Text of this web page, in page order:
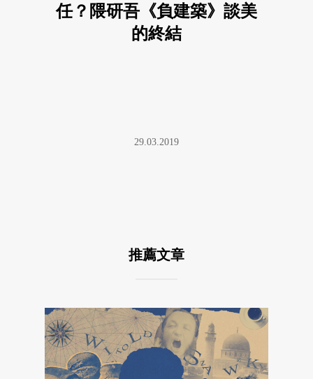
任？隈研吾《負建築》談美
的終結
29.03.2019
推薦文章